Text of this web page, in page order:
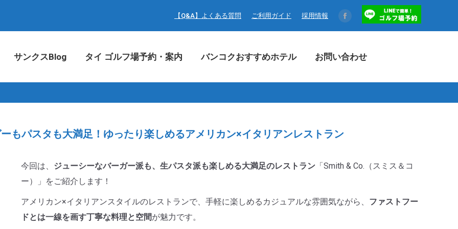
【Q&A】よくある質問 ご利用ガイド 採用情報
Facebook
page
in
サンクスBlog タイ ゴルフ場予約・案内 バンコクおすすめホテル お問い合わせ
もパスタも大満足！ゆったり楽しめるアメリカン×イタリアンレストラン
今回は、 ジューシーなバーガー派も、生パスタ派も楽しめる大満足のレストラン「Smith & Co.（スミス＆コ
ー）」をご紹介します！
アメリカン×イタリアンスタイルのレストランで、手軽に楽しめるカジュアルな雰囲気ながら、 ファストフー
ドとは一線を画す丁寧な料理と空間が魅力です。
タイ ゴルフ場予約・案内 バンコクおすすめホテル お問い合わせ